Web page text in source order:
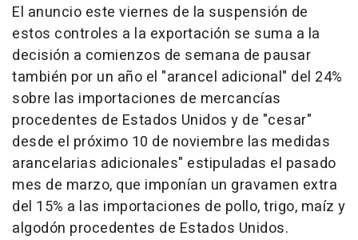
El anuncio este viernes de la suspensión de
estos controles a la exportación se suma a la
decisión a comienzos de semana de pausar
también por un año el "arancel adicional" del 24%
sobre las importaciones de mercancías
procedentes de Estados Unidos y de "cesar"
desde el próximo 10 de noviembre las medidas
arancelarias adicionales" estipuladas el pasado
mes de marzo, que imponían un gravamen extra
del 15% a las importaciones de pollo, trigo, maíz y
algodón procedentes de Estados Unidos.